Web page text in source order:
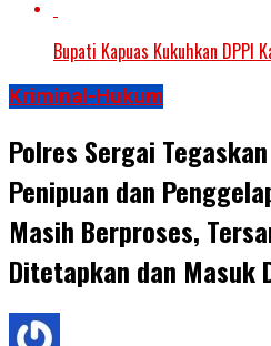
Bupati Kapuas Kukuhkan DPPI
Kriminal-Hukum
Polres Sergai
Penipuan dan
Masih Berproses,
Ditetapkan dan Masuk